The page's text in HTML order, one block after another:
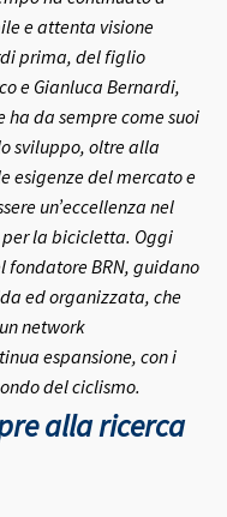
e attenta visione
prima, del figlio
e Gianluca Bernardi,
ha da sempre come suoi
sviluppo, oltre alla
esigenze del mercato e
un’eccellenza nel
la bicicletta. Oggi
fondatore BRN, guidano
ed organizzata, che
network
espansione, con i
del ciclismo.
alla ricerca